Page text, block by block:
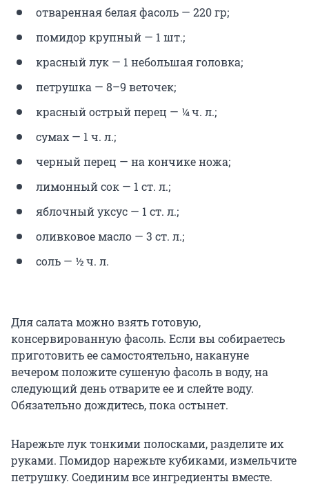
отваренная белая фасоль — 220 гр;
помидор крупный — 1 шт.;
красный лук — 1 небольшая головка;
петрушка — 8–9 веточек;
красный острый перец — ¼ ч. л.;
сумах — 1 ч. л.;
черный перец — на кончике ножа;
лимонный сок — 1 ст. л.;
яблочный уксус — 1 ст. л.;
оливковое масло — 3 ст. л.;
соль — ½ ч. л.
Для салата можно взять готовую,
консервированную фасоль. Если вы собираетесь
приготовить ее самостоятельно, накануне
вечером положите сушеную фасоль в воду, на
следующий день отварите ее и слейте воду.
Обязательно дождитесь, пока остынет.
Нарежьте лук тонкими полосками, разделите их
руками. Помидор нарежьте кубиками, измельчите
петрушку. Соединим все ингредиенты вместе.